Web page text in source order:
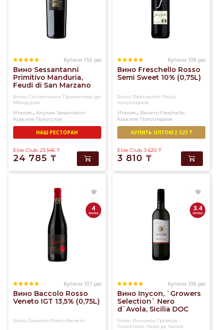
Купили 156 раз
Вино Sessantanni
Primitivo Manduria,
Feudi di San Marzano
14,5% (0,75L)
Вино Сессантанни Примитиво ди
Мандурия
Италия , Апулия Sessantanni
Красное Полусухое
НАШ РЕСТОРАН
Elite Club: 23 546 ₸
24 785 ₸
Купили 108 раз
Вино Freschello Rosso
Semi Sweet 10% (0,75L)
Вино Фрескелло Россо
полусладкое
Италия , Венето Freschello
Красное Полусладкое
КУПИТЬ ОПТОМ 3 525 ₸
Elite Club: 3 620 ₸
3 810 ₸
4
Купили 107 раз
Вино Baccolo Rosso
Veneto IGT 13,5% (0,75L)
Вино Бакколо Россо Венето
3.4
Купили 106 раз
Вино Inycon, `Growers
Selection` Nero
d`Avola, Sicilia DOC
13,5% (0,75L)
Вино Инникон Гроверс
Селектион Неро де Авола